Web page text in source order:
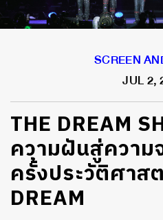
SCREEN
JUL 2,
THE DREAM
ความฝันสู่ความ
ครั้งประวัติศาส
DREAM